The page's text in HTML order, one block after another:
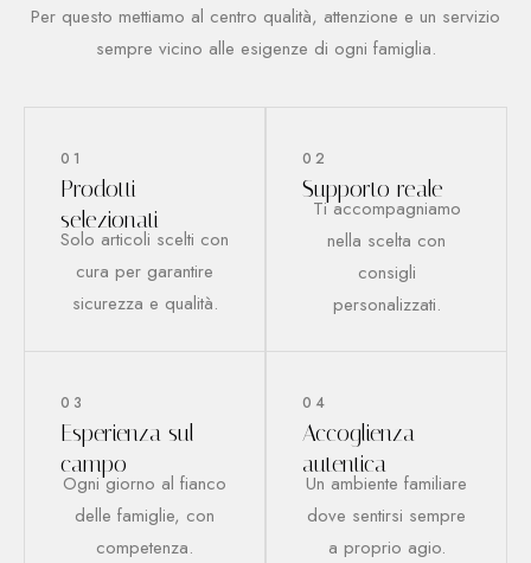
Per questo mettiamo al centro qualità, attenzione e un servizio
sempre vicino alle esigenze di ogni famiglia.
01
Prodotti
selezionati
Solo articoli scelti con
cura per garantire
sicurezza e qualità.
02
Supporto reale
Ti accompagniamo
nella scelta con
consigli
personalizzati.
03
Esperienza sul
campo
Ogni giorno al fianco
delle famiglie, con
competenza.
04
Accoglienza
autentica
Un ambiente familiare
dove sentirsi sempre
a proprio agio.